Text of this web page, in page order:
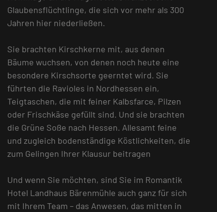
Glaubensflüchtlinge, die sich vor mehr als 300
Jahren hier niederließen.
Sie brachten Kirschkerne mit, aus denen
Bäume wuchsen, von denen noch heute eine
besondere Kirschsorte geerntet wird. Sie
führten die Ravioles in Nordhessen ein,
Teigtaschen, die mit feiner Kalbsfarce, Pilzen
oder Frischkäse gefüllt sind. Und sie brachten
die Grüne Soße nach Hessen. Allesamt feine
und zugleich bodenständige Köstlichkeiten, die
zum Gelingen Ihrer Klausur beitragen
Und wenn Sie möchten, sind Sie im Romantik
Hotel Landhaus Bärenmühle auch ganz für sich
mit Ihrem Team – das Anwesen, das mitten in